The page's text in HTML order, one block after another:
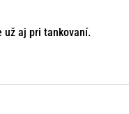
už aj pri tankovaní.